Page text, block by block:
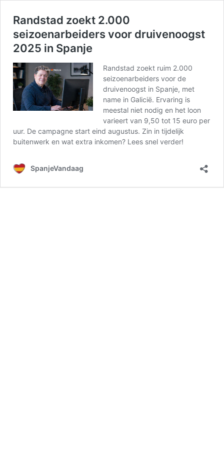
Randstad zoekt 2.000
seizoenarbeiders voor druivenoogst
2025 in Spanje
Randstad zoekt ruim 2.000
seizoenarbeiders voor de
druivenoogst in Spanje, met
name in Galicië. Ervaring is
meestal niet nodig en het loon
varieert van 9,50 tot 15 euro per
uur. De campagne start eind augustus. Zin in tijdelijk
buitenwerk en wat extra inkomen? Lees snel verder!
SpanjeVandaag